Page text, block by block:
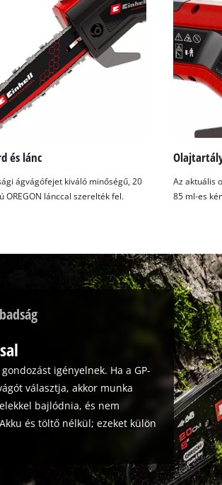
és lánc
ágvágófejet kiváló minőségű, 20
OREGON lánccal szerelték fel.
Az aktuális
85 ml-es
igényelnek. Ha a GP-
választja, akkor munka
bajlódnia, és nem
és töltő nélkül; ezeket külön